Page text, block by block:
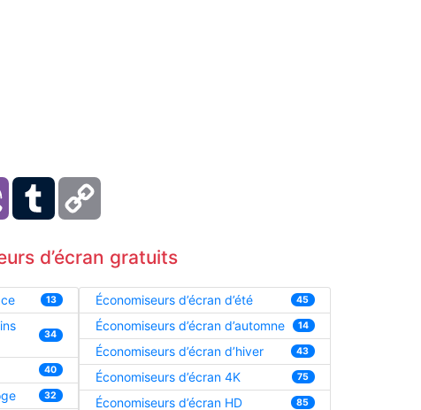
Viber Tumblr
d’écran gratuits
13
34
40
32
Économiseurs d’écran d’été 45
Économiseurs d’écran d’automne 14
Économiseurs d’écran d’hiver 43
Économiseurs d’écran 4K 75
Économiseurs d’écran HD 85